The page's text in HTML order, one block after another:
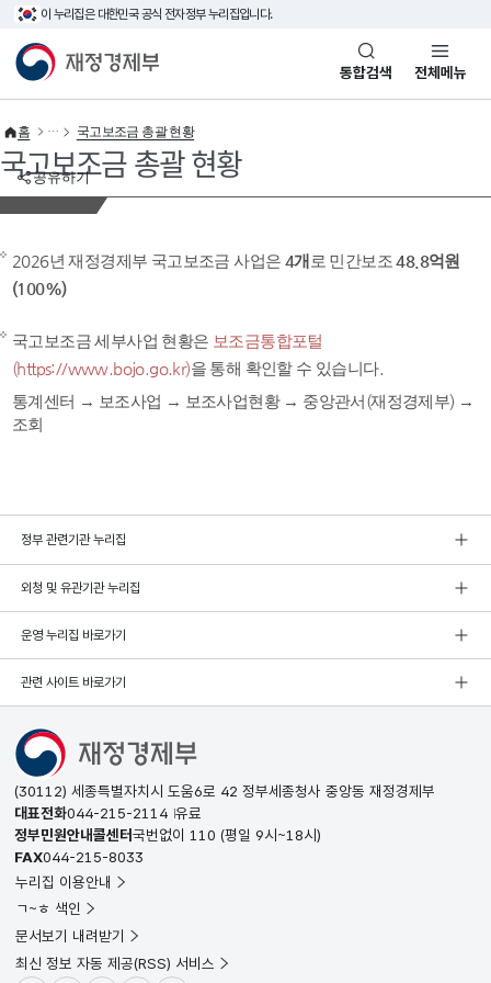
이 누리집은 대한민국 공식 전자정부 누리집입니다.
재정경제부(www.mofe.go.kr)통합검색 전체메뉴
공유하기
홈 국고보조금 총괄 현황
국고보조금 총괄 현황
2026년 재정경제부 국고보조금 사업은 4개 로 민간보조48.8억원
(100%)
국고보조금 세부사업 현황은 보조금통합포털
(https://www.bojo.go.kr)을 통해 확인할 수 있습니다.
통계센터 → 보조사업 → 보조사업현황 → 중앙관서(재정경제부) →
조회
정부 관련기관 누리집
외청 및 유관기관 누리집
운영 누리집 바로가기
관련 사이트 바로가기
(30112) 세종특별자치시 도움6로 42 정부세종청사 중앙동 재정경제부
대표전화044-215-2114 유료
정부민원안내콜센터국번없이 110 (평일 9시~18시)
FAX044-215-8033
누리집 이용안내
ㄱ~ㅎ 색인
문서보기 내려받기
최신 정보 자동 제공(RSS) 서비스